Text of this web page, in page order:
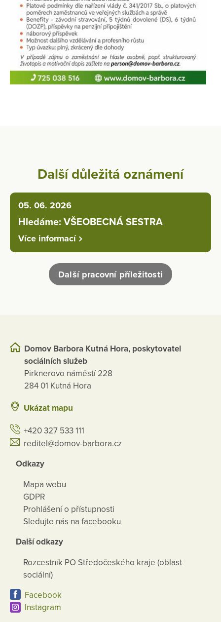
Další důležitá oznámení
05. 06. 2026
Hledáme: VŠEOBECNÁ SESTRA
Více informací
Další pracovní příležitosti
Domov Barbora Kutná Hora, poskytovatel
sociálních služeb
Pirknerovo náměstí 228
284 01 Kutná Hora
Ukázat mapu
+420 327 533 111
reditel@domov-barbora.cz
Odkazy
Mapa webu
GDPR
Prohlášení o přístupnosti
Sledujte nás na facebooku
Další odkazy
Rozcestník PO Středočeského kraje (oblast
sociální)
Facebook
Instagram